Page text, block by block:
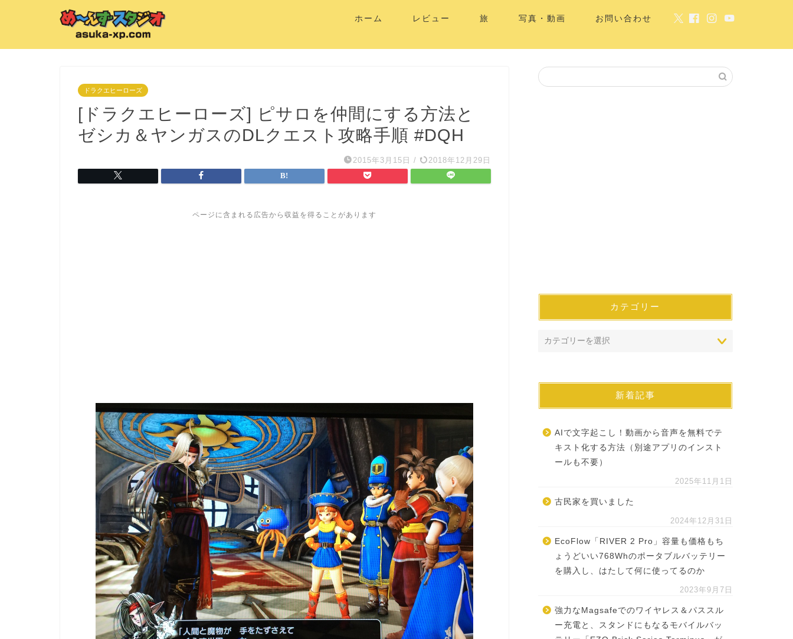
ホーム レビュー 旅 写真・動画 お問い合わせ
ドラクエヒーローズ
[ドラクエヒーローズ] ピサロを仲間にする方法と
ゼシカ＆ヤンガスのDLクエスト攻略手順 #DQH
2015年3月15日 / 2018年12月29日
ページに含まれる広告から収益を得ることがあります
カテゴリー
新着記事
AIで文字起こし！動画から音声を無料でテ
キスト化する方法（別途アプリのインスト
ールも不要）
2025年11月1日
古民家を買いました
2024年12月31日
EcoFlow「RIVER 2 Pro」容量も価格もち
ょうどいい768Whのポータブルバッテリー
を購入し、はたして何に使ってるのか
2023年9月7日
強力なMagsafeでのワイヤレス＆パススル
ー充電と、スタンドにもなるモバイルバッ